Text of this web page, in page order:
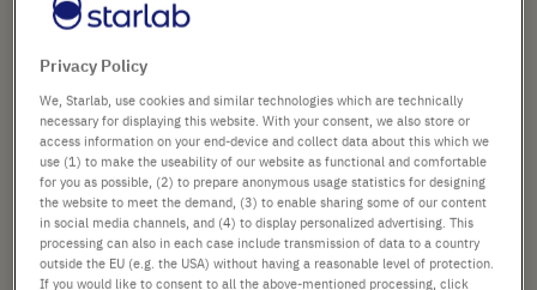
springen
41,82 €
Preis ist der Listenpreis. [*zzgl. MwSt. und Versandkosten]
Verfügbarkeit prüfen zzgl.Versand
- +
In
den
Privacy Policy
We, Starlab, use cookies and similar technologies which are technically
necessary for displaying this website. With your consent, we also store or
access information on your end-device and collect data about this which we
use (1) to make the useability of our website as functional and comfortable
for you as possible, (2) to prepare anonymous usage statistics for designing
the website to meet the demand, (3) to enable sharing some of our content
in social media channels, and (4) to display personalized advertising. This
processing can also in each case include transmission of data to a country
outside the EU (e.g. the USA) without having a reasonable level of protection.
If you would like to consent to all the above-mentioned processing, click